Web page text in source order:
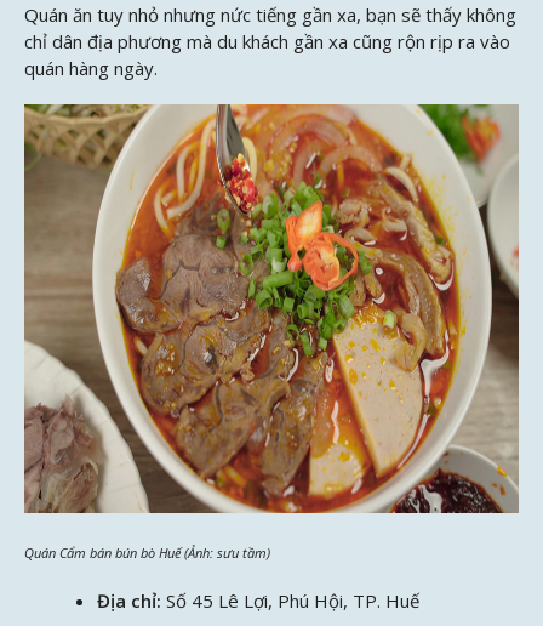
Quán ăn tuy nhỏ nhưng nức tiếng gần xa, bạn sẽ thấy không
chỉ dân địa phương mà du khách gần xa cũng rộn rịp ra vào
quán hàng ngày.
Quán Cẩm bán bún bò Huế (Ảnh: sưu tầm)
Địa chỉ: Số 45 Lê Lợi, Phú Hội, TP. Huế